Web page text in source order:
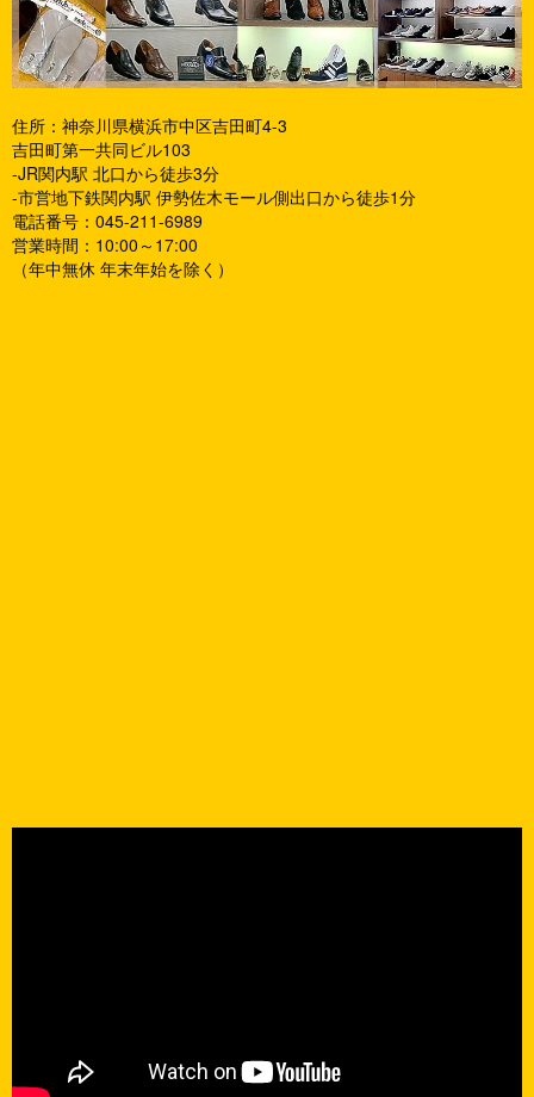
住所：神奈川県横浜市中区吉田町4-3
吉田町第一共同ビル103
-JR関内駅 北口から徒歩3分
-市営地下鉄関内駅 伊勢佐木モール側出口から徒歩1分
電話番号：045-211-6989
営業時間：10:00～17:00
（年中無休 年末年始を除く）